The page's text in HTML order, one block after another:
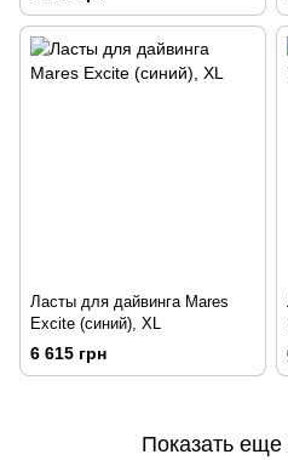
Ласты для дайвинга Mares
Excite (синий), XL
6 615 грн
Показать еще